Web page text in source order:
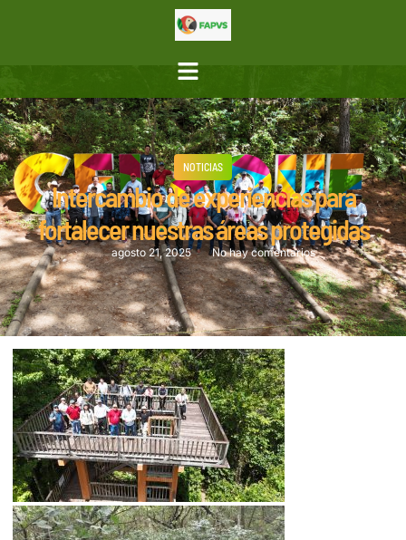
NOTICIAS
Intercambio de experiencias para
fortalecer nuestras áreas protegidas
agosto 21, 2025 No hay comentarios